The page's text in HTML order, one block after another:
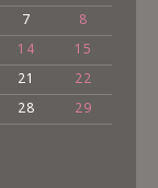
7
8
14
15
21
22
28
29